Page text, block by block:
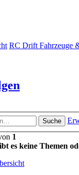
RC Drift Fahrzeuge
Suche
1
es keine Themen